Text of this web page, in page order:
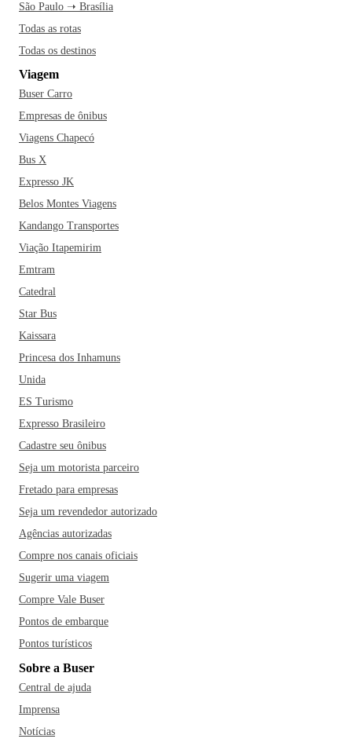
São Paulo ➝ Brasília
Todas as rotas
Todas os destinos
Viagem
Buser Carro
Empresas de ônibus
Viagens Chapecó
Bus X
Expresso JK
Belos Montes Viagens
Kandango Transportes
Viação Itapemirim
Emtram
Catedral
Star Bus
Kaissara
Princesa dos Inhamuns
Unida
ES Turismo
Expresso Brasileiro
Cadastre seu ônibus
Seja um motorista parceiro
Fretado para empresas
Seja um revendedor autorizado
Agências autorizadas
Compre nos canais oficiais
Sugerir uma viagem
Compre Vale Buser
Pontos de embarque
Pontos turísticos
Sobre a Buser
Central de ajuda
Imprensa
Notícias